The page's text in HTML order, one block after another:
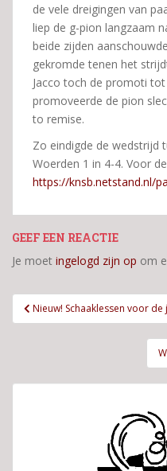
de vele dreigingen van
liep de g-pion langzaam
beide zijden
gekromde tenen het
Jacco toch de promoti
promoveerde de pion
to remise.
Zo eindigde de wedstrijd
Woerden 1 in 4-4. Voor
https://knsb.netstand.nl/
GEEF EEN REACTIE
Je moet ingelogd zijn op om
Bericht
navigatie
Nieuw! Schaaklessen voor